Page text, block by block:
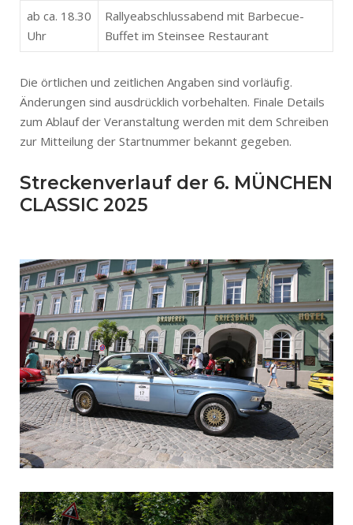
ab ca. 18.30
Uhr
Rallyeabschlussabend mit Barbecue-
Buffet im Steinsee Restaurant
Die örtlichen und zeitlichen Angaben sind vorläufig.
Änderungen sind ausdrücklich vorbehalten. Finale Details
zum Ablauf der Veranstaltung werden mit dem Schreiben
zur Mitteilung der Startnummer bekannt gegeben.
Streckenverlauf der 6. MÜNCHEN
CLASSIC 2025